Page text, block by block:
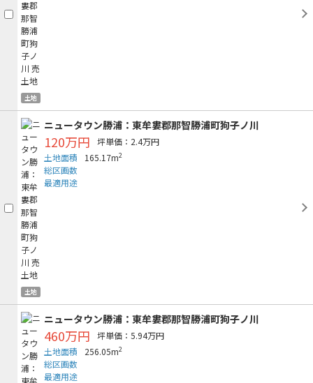
土地
土地
ニュータウン勝浦：東牟婁郡那智勝浦町狗子ノ川
120万円
坪単価：2.4万円
土地面積
165.17m2
総区画数
最適用途
ニュータウン勝浦：東牟婁郡那智勝浦町狗子ノ川
460万円
坪単価：5.94万円
土地面積
256.05m2
総区画数
最適用途